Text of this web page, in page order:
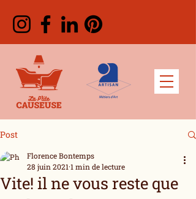
Post
Vite! il ne vous reste que
Florence Bontemps
28 juin 2021 1 min de lecture